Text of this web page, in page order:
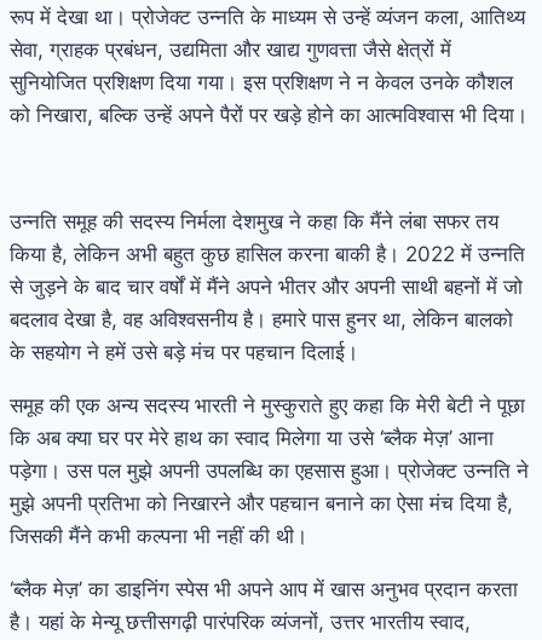
रूप में देखा था। प्रोजेक्ट उन्नति के माध्यम से उन्हें व्यंजन कला, आतिथ्य
सेवा, ग्राहक प्रबंधन, उद्यमिता और खाद्य गुणवत्ता जैसे क्षेत्रों में
सुनियोजित प्रशिक्षण दिया गया। इस प्रशिक्षण ने न केवल उनके कौशल
को निखारा, बल्कि उन्हें अपने पैरों पर खड़े होने का आत्मविश्वास भी दिया।
उन्नति समूह की सदस्य निर्मला देशमुख ने कहा कि मैंने लंबा सफर तय
किया है, लेकिन अभी बहुत कुछ हासिल करना बाकी है। 2022 में उन्नति
से जुड़ने के बाद चार वर्षों में मैंने अपने भीतर और अपनी साथी बहनों में जो
बदलाव देखा है, वह अविश्वसनीय है। हमारे पास हुनर था, लेकिन बालको
के सहयोग ने हमें उसे बड़े मंच पर पहचान दिलाई।
समूह की एक अन्य सदस्य भारती ने मुस्कुराते हुए कहा कि मेरी बेटी ने पूछा
कि अब क्या घर पर मेरे हाथ का स्वाद मिलेगा या उसे ‘ब्लैक मेज़’ आना
पड़ेगा। उस पल मुझे अपनी उपलब्धि का एहसास हुआ। प्रोजेक्ट उन्नति ने
मुझे अपनी प्रतिभा को निखारने और पहचान बनाने का ऐसा मंच दिया है,
जिसकी मैंने कभी कल्पना भी नहीं की थी।
‘ब्लैक मेज़’ का डाइनिंग स्पेस भी अपने आप में खास अनुभव प्रदान करता
है। यहां के मेन्यू छत्तीसगढ़ी पारंपरिक व्यंजनों, उत्तर भारतीय स्वाद,